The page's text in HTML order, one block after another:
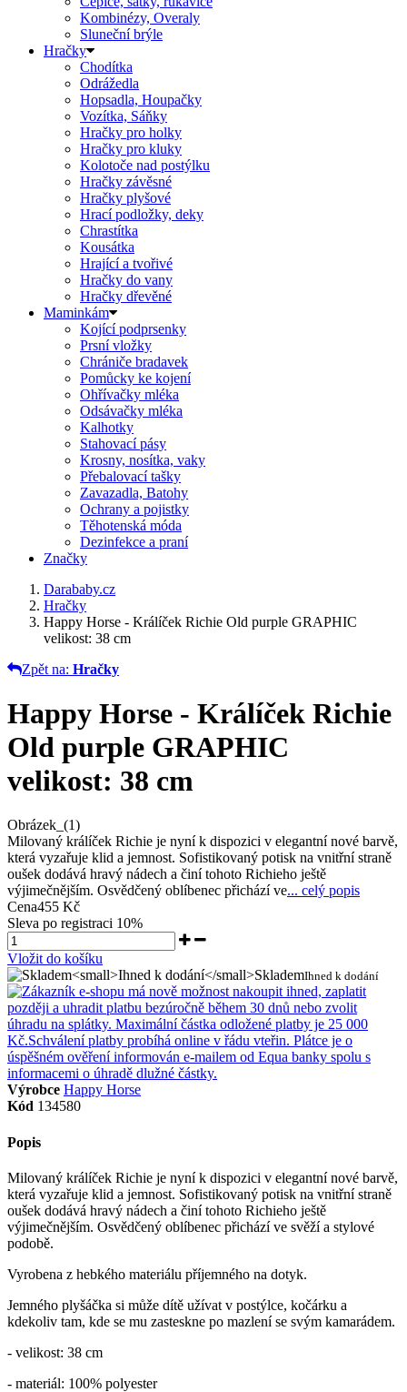
Kombinézy, Overaly
Sluneční brýle
Hračky
Chodítka
Odrážedla
Hopsadla, Houpačky
Vozítka, Sáňky
Hračky pro holky
Hračky pro kluky
Kolotoče nad postýlku
Hračky závěsné
Hračky plyšové
Hrací podložky, deky
Chrastítka
Kousátka
Hrající a tvořivé
Hračky do vany
Hračky dřevěné
Maminkám
Kojící podprsenky
Prsní vložky
Chrániče bradavek
Pomůcky ke kojení
Ohřívačky mléka
Odsávačky mléka
Kalhotky
Stahovací pásy
Krosny, nosítka, vaky
Přebalovací tašky
Zavazadla, Batohy
Ochrany a pojistky
Těhotenská móda
Dezinfekce a praní
Značky
Darababy.cz
Hračky
Happy Horse - Králíček Richie Old purple GRAPHIC
velikost: 38 cm
Zpět na: Hračky
Happy Horse - Králíček Richie
Old purple GRAPHIC
velikost: 38 cm
Obrázek_(1)
Milovaný králíček Richie je nyní k dispozici v elegantní nové barvě,
která vyzařuje klid a jemnost. Sofistikovaný potisk na vnitřní straně
oušek dodává hravý nádech a činí tohoto Richieho ještě
výjimečnějším. Osvědčený oblíbenec přichází ve... celý popis
Cena455 Kč
Sleva po registraci 10%
Vložit do košíku
SklademIhned k dodání
Výrobce Happy Horse
Kód 134580
Popis
Milovaný králíček Richie je nyní k dispozici v elegantní nové barvě,
která vyzařuje klid a jemnost. Sofistikovaný potisk na vnitřní straně
oušek dodává hravý nádech a činí tohoto Richieho ještě
výjimečnějším. Osvědčený oblíbenec přichází ve svěží a stylové
podobě.
Vyrobena z hebkého materiálu příjemného na dotyk.
Jemného plyšáčka si může dítě užívat v postýlce, kočárku a
kdekoliv tam, kde se mu zasteskne po mazlení se svým kamarádem.
- velikost: 38 cm
- materiál: 100% polyester